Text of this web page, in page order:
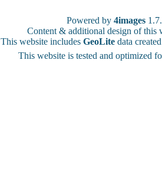
Powered by 4images
Content & additional design of
This website includes GeoLite data
This website is tested and optimized